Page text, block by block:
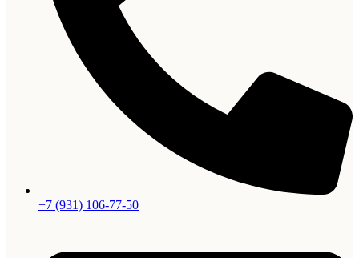
+7 (931) 106-77-50